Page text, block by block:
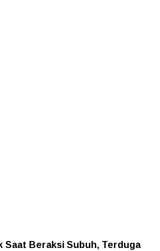
Saat Beraksi Subuh, Terduga